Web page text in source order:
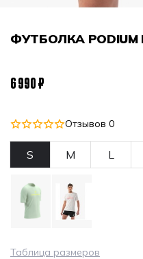
Отзывов 0
ФУТБОЛКА PODIUM
6 990 ₽
Таблица размеров
S M L